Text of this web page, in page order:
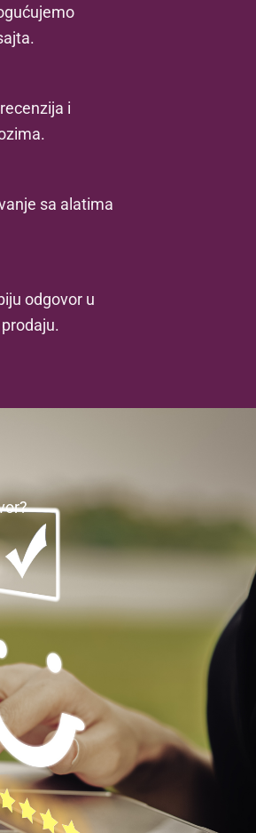
i
sa alatima
odgovor u